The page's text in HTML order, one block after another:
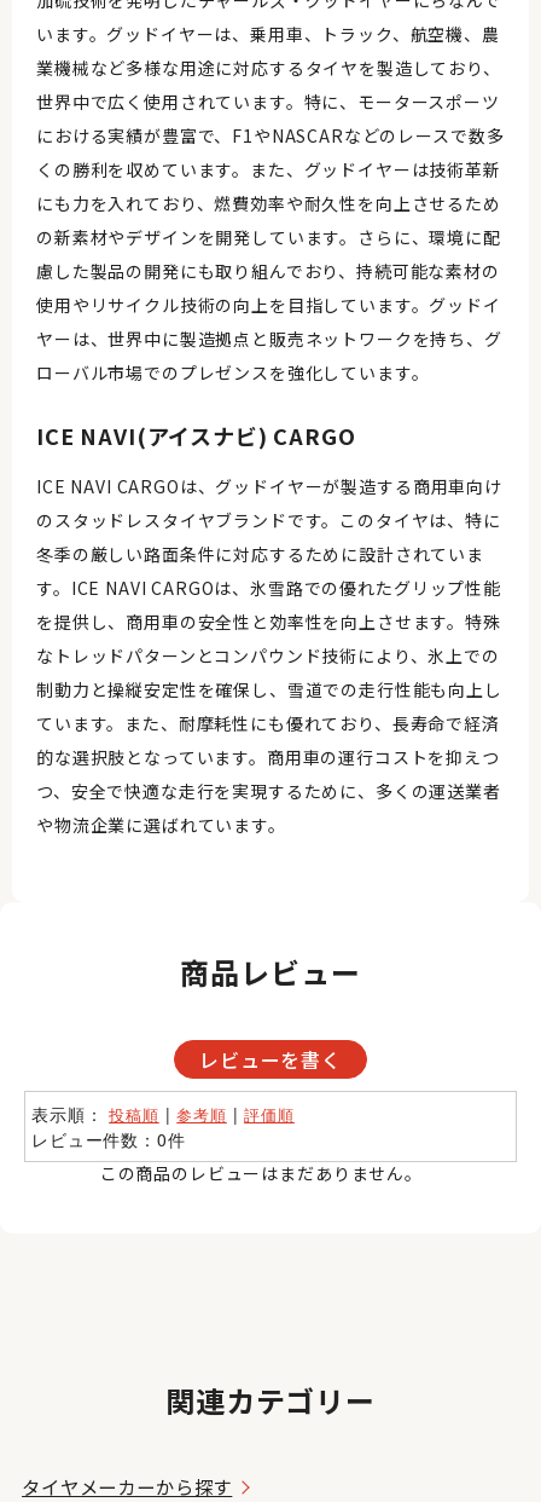
います。グッドイヤーは、乗用車、トラック、航空機、農
業機械など多様な用途に対応するタイヤを製造しており、
世界中で広く使用されています。特に、モータースポーツ
における実績が豊富で、F1やNASCARなどのレースで数多
くの勝利を収めています。また、グッドイヤーは技術革新
にも力を入れており、燃費効率や耐久性を向上させるため
の新素材やデザインを開発しています。さらに、環境に配
慮した製品の開発にも取り組んでおり、持続可能な素材の
使用やリサイクル技術の向上を目指しています。グッドイ
ヤーは、世界中に製造拠点と販売ネットワークを持ち、グ
ローバル市場でのプレゼンスを強化しています。
ICE NAVI(アイスナビ) CARGO
ICE NAVI CARGOは、グッドイヤーが製造する商用車向け
のスタッドレスタイヤブランドです。このタイヤは、特に
冬季の厳しい路面条件に対応するために設計されていま
す。ICE NAVI CARGOは、氷雪路での優れたグリップ性能
を提供し、商用車の安全性と効率性を向上させます。特殊
なトレッドパターンとコンパウンド技術により、氷上での
制動力と操縦安定性を確保し、雪道での走行性能も向上し
ています。また、耐摩耗性にも優れており、長寿命で経済
的な選択肢となっています。商用車の運行コストを抑えつ
つ、安全で快適な走行を実現するために、多くの運送業者
や物流企業に選ばれています。
商品レビュー
レビューを書く
表示順：投稿順 |参考順 |評価順
レビュー件数：0件
この商品のレビューはまだありません。
関連カテゴリー
タイヤメーカーから探す